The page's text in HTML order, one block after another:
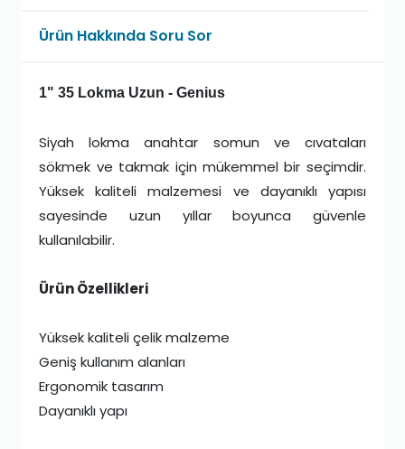
Ürün Hakkında Soru Sor
1" 35 Lokma Uzun - Genius
Siyah lokma anahtar somun ve cıvataları
sökmek ve takmak için mükemmel bir seçimdir.
Yüksek kaliteli malzemesi ve dayanıklı yapısı
sayesinde uzun yıllar boyunca güvenle
kullanılabilir.
Ürün Özellikleri
Yüksek kaliteli çelik malzeme
Geniş kullanım alanları
Ergonomik tasarım
Dayanıklı yapı